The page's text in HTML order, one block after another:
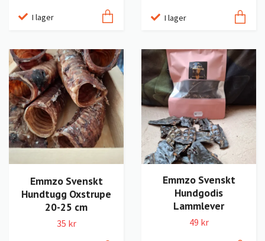
I lager I lager
Emmzo Svenskt
Hundtugg Oxstrupe
20-25 cm
35 kr
Emmzo Svenskt
Hundgodis
Lammlever
49 kr